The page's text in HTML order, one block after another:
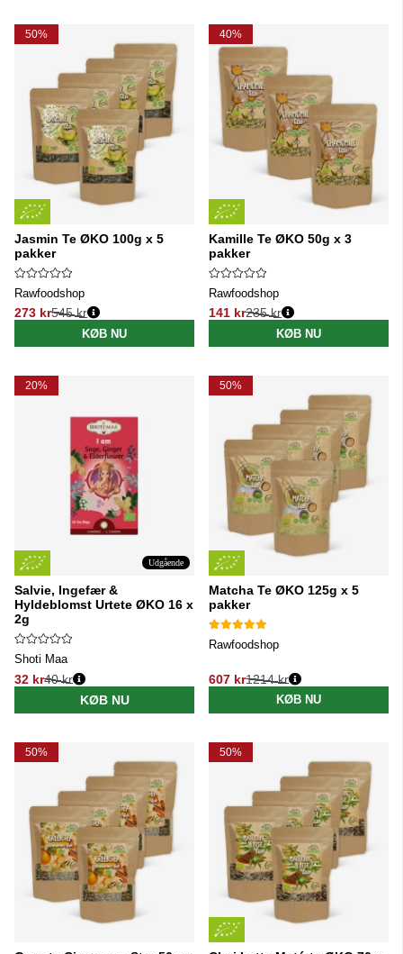
50%
Jasmin Te ØKO 100g x 5
pakker
Rawfoodshop
273 kr
Normalpris:
545 kr
KØB NU
40%
Kamille Te ØKO 50g x 3
pakker
Rawfoodshop
141 kr
Normalpris:
235 kr
KØB NU
20%
Udgående
Salvie, Ingefær &
Hyldeblomst Urtete ØKO 16 x
2g
Shoti Maa
32 kr
Normalpris:
40 kr
KØB NU
50%
Matcha Te ØKO 125g x 5
pakker
Rawfoodshop
607 kr
Normalpris:
1214 kr
KØB NU
50% 50%